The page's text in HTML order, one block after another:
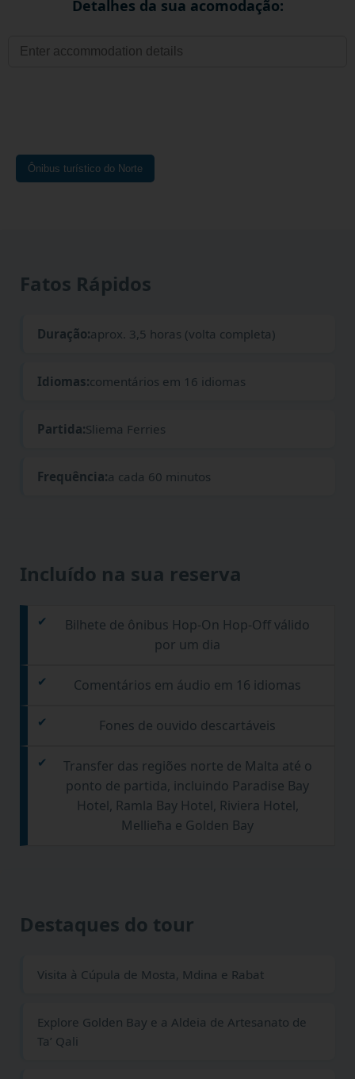
Detalhes da sua acomodação:
Ônibus turístico do Norte
Fatos Rápidos
Duração:aprox. 3,5 horas (volta completa)
Idiomas:comentários em 16 idiomas
Partida:Sliema Ferries
Frequência:a cada 60 minutos
Incluído na sua reserva
Bilhete de ônibus Hop-On Hop-Off válido
por um dia
Comentários em áudio em 16 idiomas
Fones de ouvido descartáveis
Transfer das regiões norte de Malta até o
ponto de partida, incluindo Paradise Bay
Hotel, Ramla Bay Hotel, Riviera Hotel,
Mellieħa e Golden Bay
Destaques do tour
Visita à Cúpula de Mosta, Mdina e Rabat
Explore Golden Bay e a Aldeia de Artesanato de
Ta’ Qali